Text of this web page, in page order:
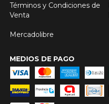
Términos y Condiciones de
Venta
Mercadolibre
MEDIOS DE PAGO